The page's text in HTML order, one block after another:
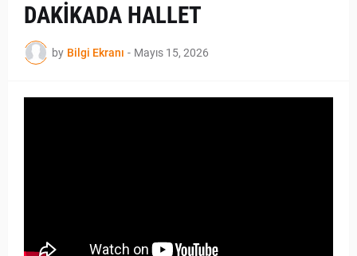
DAKİKADA HALLET
by Bilgi Ekranı - Mayıs 15, 2026